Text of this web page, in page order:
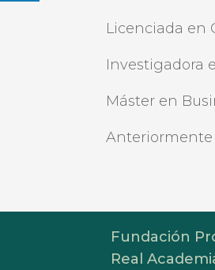
Licenciada en
Investigadora
Máster en
Anteriormente
Fundación
Real